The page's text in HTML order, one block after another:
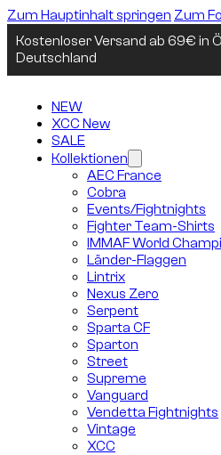
Zum Hauptinhalt springen Zum
Kostenloser Versand ab 69€ in
Deutschland
NEW
XCC New
SALE
Kollektionen
AEC France
Cobra
Events/Fightnights
Fighter Team-Shirts
IMMAF World
Länder-Flaggen
Lintrix
Nexus Zero
Serpent
Sparta CF
Sparton
Street
Supreme
Vanguard
Vendetta Fightnights
Vintage
XCC